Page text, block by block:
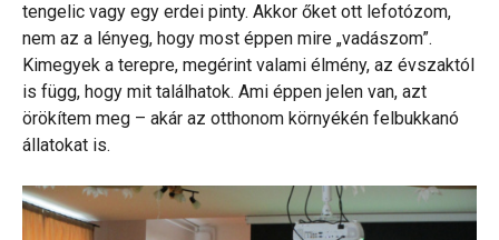
tengelic vagy egy erdei pinty. Akkor őket ott lefotózom,
nem az a lényeg, hogy most éppen mire „vadászom”.
Kimegyek a terepre, megérint valami élmény, az évszaktól
is függ, hogy mit találhatok. Ami éppen jelen van, azt
örökítem meg – akár az otthonom környékén felbukkanó
állatokat is.